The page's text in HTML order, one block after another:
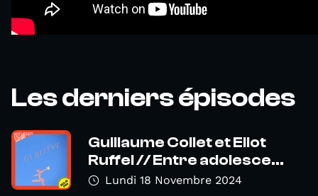
Les derniers épisodes
Guillaume Collet et Eliot
Ruffel // Entre adolesce...
Lundi 18 Novembre 2024